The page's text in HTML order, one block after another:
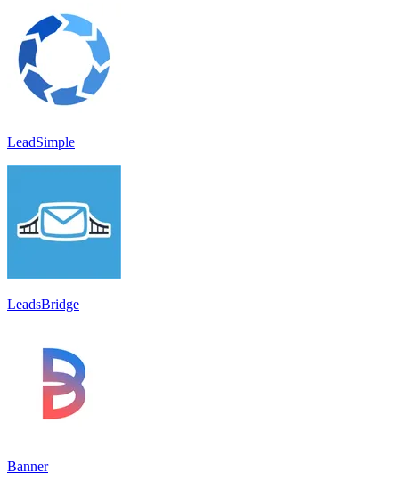
LeadSimple
LeadsBridge
Banner